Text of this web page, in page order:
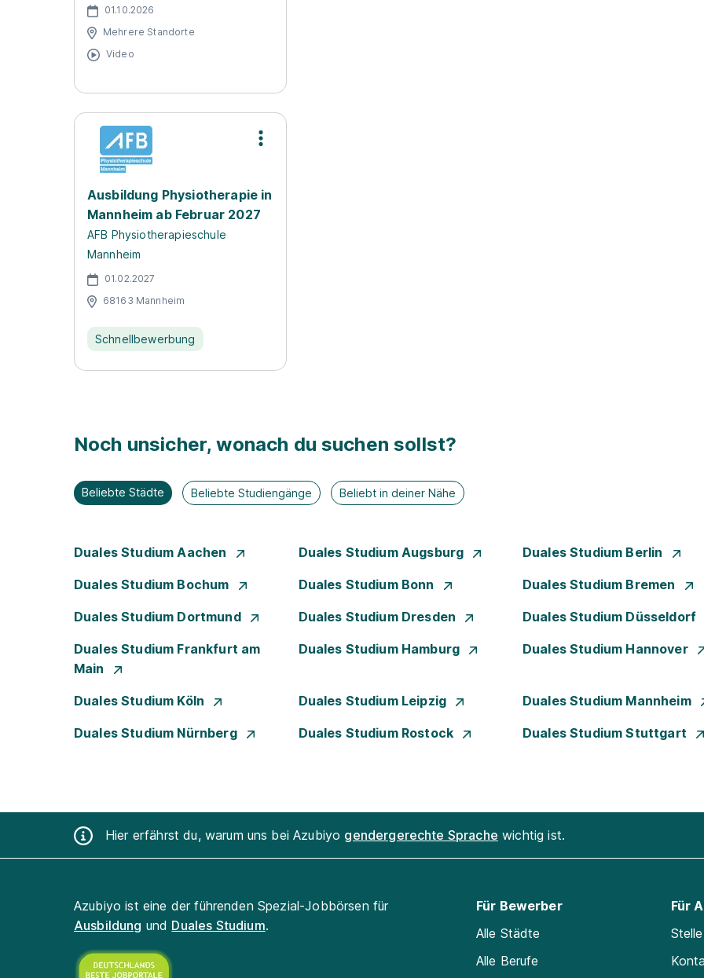
01.10.2026
Mehrere Standorte
Video
Ausbildung Physiotherapie in
Mannheim ab Februar 2027
AFB Physiotherapieschule
Mannheim
01.02.2027
68163 Mannheim
Schnellbewerbung
Noch unsicher, wonach du suchen sollst?
Beliebte Städte Beliebte Studiengänge Beliebt in deiner Nähe
Duales Studium Aachen Duales Studium Augsburg Duales Studium Berlin
Duales Studium Bochum Duales Studium Bonn Duales Studium Bremen
Duales Studium Dortmund Duales Studium Dresden Duales Studium Düsseldorf
Duales Studium Frankfurt am
Main
Duales Studium Hamburg Duales Studium Hannover
Duales Studium Köln Duales Studium Leipzig Duales Studium Mannheim
Duales Studium Nürnberg Duales Studium Rostock Duales Studium Stuttgart
Hier erfährst du, warum uns bei Azubiyo gendergerechte Sprache wichtig ist.
Azubiyo ist eine der führenden Spezial-Jobbörsen für
Ausbildung und Duales Studium.
Für Bewerber
Alle Städte
Alle Berufe
Für